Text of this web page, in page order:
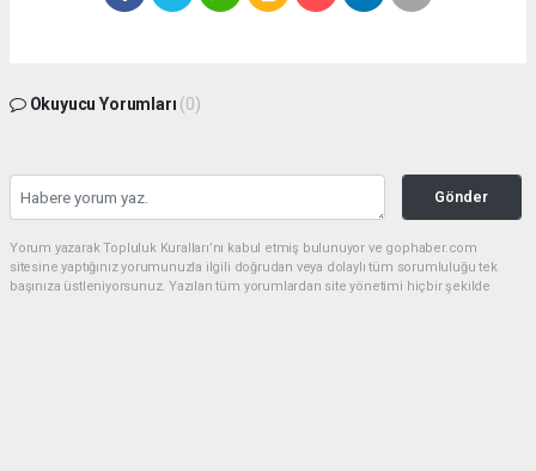
Okuyucu Yorumları (0)
Gönder
Yorum yazarak Topluluk Kuralları’nı kabul etmiş bulunuyor ve gophaber.com
sitesine yaptığınız yorumunuzla ilgili doğrudan veya dolaylı tüm sorumluluğu tek
başınıza üstleniyorsunuz. Yazılan tüm yorumlardan site yönetimi hiçbir şekilde